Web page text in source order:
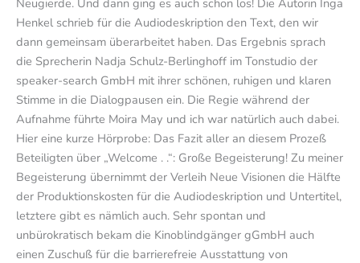
Henkel schrieb für die Audiodeskription den Text, den wir
dann gemeinsam überarbeitet haben. Das Ergebnis sprach
die Sprecherin Nadja Schulz-Berlinghoff im Tonstudio der
speaker-search GmbH mit ihrer schönen, ruhigen und klaren
Stimme in die Dialogpausen ein. Die Regie während der
Aufnahme führte Moira May und ich war natürlich auch dabei.
Hier eine kurze Hörprobe: Das Fazit aller an diesem Prozeß
Beteiligten über „Welcome . .“: Große Begeisterung! Zu meiner
Begeisterung übernimmt der Verleih Neue Visionen die Hälfte
der Produktionskosten für die Audiodeskription und Untertitel,
letztere gibt es nämlich auch. Sehr spontan und
unbürokratisch bekam die Kinoblindgänger gGmbH auch
einen Zuschuß für die barrierefreie Ausstattung von